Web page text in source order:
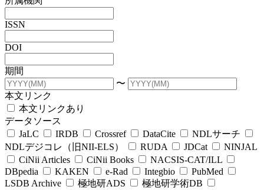
ISSN
DOI
期間
〜
本文リンク
本文リンクあり
データソース
JaLC
IRDB Crossref DataCite
NDLサーチ
NDLデジコレ（旧NII-ELS）
RUDA JDCat
NINJAL
CiNii Articles
CiNii Books
NACSIS-CAT/ILL
DBpedia
KAKEN e-Rad Integbio
PubMed
LSDB Archive
極地研ADS
極地研学術DB